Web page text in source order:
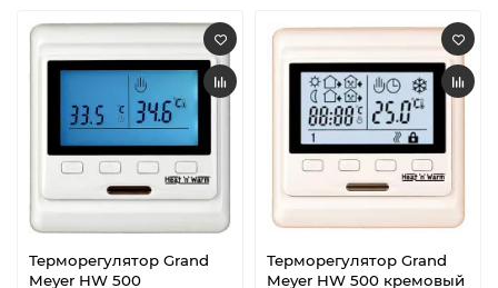
Терморегулятор Grand
Meyer HW 500
Терморегулятор Grand
Meyer HW 500 кремовый